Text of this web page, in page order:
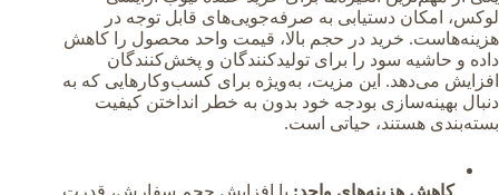
لوکس، امکان دستیابی به صرفه‌جویی‌های قابل توجه در
هزینه‌هاست. خرید در حجم بالا، قیمت واحد محصول را کاهش
داده و حاشیه سود را برای تولیدکنندگان و پخش‌کنندگان
افزایش می‌دهد. این مزیت، به‌ویژه برای کسب‌وکارهایی که به
دنبال بهینه‌سازی بودجه خود بدون به خطر انداختن کیفیت
بسته‌بندی هستند، حیاتی است.
کاهش هزینه‌های واحد: با افزایش حجم سفارش، قدرت